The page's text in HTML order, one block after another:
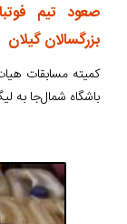
صعود تیم
بزرگسالان گیلان
کمیته مسابقات
باشگاه شمال‌جا به